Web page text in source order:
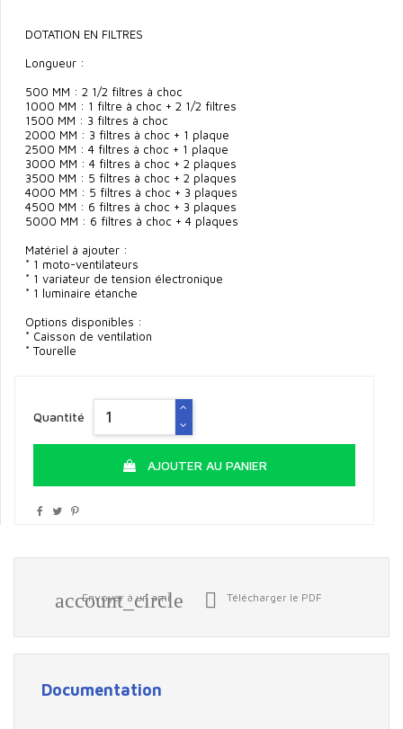
DOTATION EN FILTRES
Longueur :
500 MM : 2 1/2 filtres à choc
1000 MM : 1 filtre à choc + 2 1/2 filtres
1500 MM : 3 filtres à choc
2000 MM : 3 filtres à choc + 1 plaque
2500 MM : 4 filtres à choc + 1 plaque
3000 MM : 4 filtres à choc + 2 plaques
3500 MM : 5 filtres à choc + 2 plaques
4000 MM : 5 filtres à choc + 3 plaques
4500 MM : 6 filtres à choc + 3 plaques
5000 MM : 6 filtres à choc + 4 plaques
Matériel à ajouter :
* 1 moto-ventilateurs
* 1 variateur de tension électronique
* 1 luminaire étanche
Options disponibles :
* Caisson de ventilation
* Tourelle
Quantité
AJOUTER AU PANIER
account_circle
Envoyer à un ami  Télécharger le PDF
Documentation